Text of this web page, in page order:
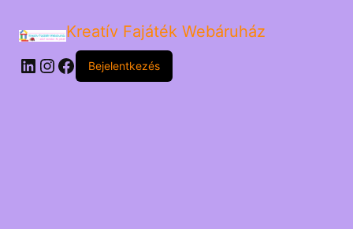
Kreatív Fajáték Webáruház
LinkedIn
Instagram
Facebook
Bejelentkezés